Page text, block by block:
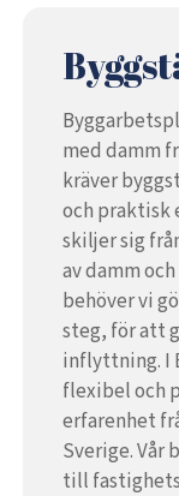
med damm
kräver
och praktisk
skiljer sig
av damm
behöver vi
steg, för att
inflyttning. I
flexibel och
erfarenhet
Sverige. Vår
till